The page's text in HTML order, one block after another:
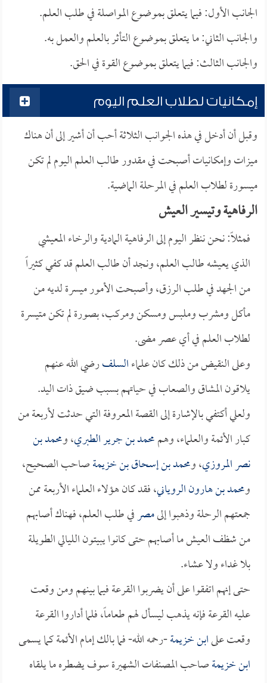
الجانب الأول: فيما يتعلق بموضوع المواصلة في طلب العلم.
والجانب الثاني: ما يتعلق بموضوع التأثر بالعلم والعمل به.
والجانب الثالث: فيما يتعلق بموضوع القوة في الحق.
إمكانيات لطلاب العلم اليوم
وقبل أن أدخل في هذه الجوانب الثلاثة أحب أن أشير إلى أن هناك
ميزات وإمكانيات أصبحت في مقدور طالب العلم اليوم لم تكن
ميسورة لطلاب العلم في المرحلة الماضية.
الرفاهية وتيسير العيش
فمثلاً: نحن ننظر اليوم إلى الرفاهية المادية والرخاء المعيشي
الذي يعيشه طالب العلم، ونجد أن طالب العلم قد كفي كثيراً
من الجهد في طلب الرزق، وأصبحت الأمور ميسرة لديه من
مأكل ومشرب وملبس ومسكن ومركب، بصورة لم تكن متيسرة
لطلاب العلم في أي عصر مضى.
وعلى النقيض من ذلك كان علماءالسلفرضي الله عنهم
يلاقون المشاق والصعاب في حياتهم بسبب ضيق ذات اليد.
ولعلي أكتفي بالإشارة إلى القصة المعروفة التي حدثت لأربعة من
كبار الأئمة والعلماء، وهممحمد بن جرير الطبري، ومحمد بن
نصر المروزي، ومحمد بن إسحاق بن خزيمةصاحب الصحيح،
ومحمد بن هارون الروياني، فقد كان هؤلاء العلماء الأربعة ممن
جمعتهم الرحلة وذهبوا إلىمصرفي طلب العلم، فهناك أصابهم
من شظف العيش ما أصابهم حتى كانوا يبيتون الليالي الطويلة
بلا غداء ولا عشاء.
حتى إنهم اتفقوا على أن يضربوا القرعة فيما بينهم ومن وقعت
عليه القرعة فإنه يذهب ليسأل لهم طعاماً، فلما أداروا القرعة
وقعت علىابن خزيمة-رحمه الله- فما بالك إمام الأئمة كما يسمى
ابن خزيمةصاحب المصنفات الشهيرة سوف يضطره ما يلقاه